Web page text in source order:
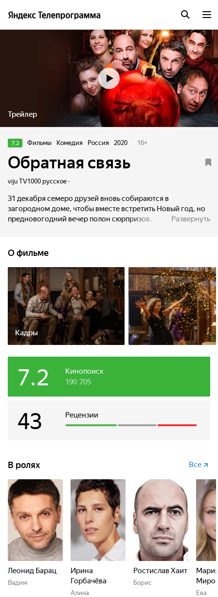
Трейлер
7.2 Фильмы Комедия Россия 2020 16+
Обратная связь
viju TV1000 русское ·
31 декабря семеро друзей вновь собираются в
загородном доме, чтобы вместе встретить Новый год, но
предновогодний вечер полон сюрпризов.
Развернуть
О фильме
Кадры
Кинопоиск
7.2 190 705
Рецензии
43
В ролях Все
Леонид Барац
Вадим
Ирина
Горбачёва
Алина
Ростислав Хаит
Борис
Ева